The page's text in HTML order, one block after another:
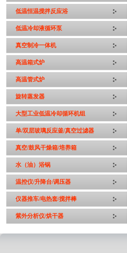
低温恒温搅拌反应浴
低温冷却液循环泵
真空制冷一体机
高温箱式炉
高温管式炉
旋转蒸发器
大型工业低温冷却循环机组
单/双层玻璃反应釜/真空过滤器
真空/鼓风干燥箱/培养箱
水（油）浴锅
温控仪/升降台/调压器
仪器推车/电热套/搅拌棒
紫外分析仪/烘干器